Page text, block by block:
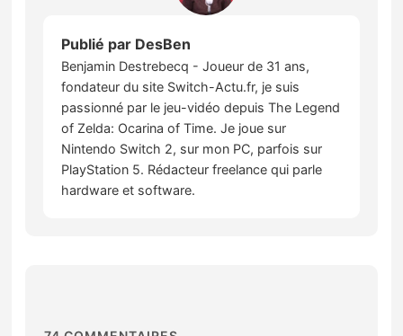
Publié par DesBen
Benjamin Destrebecq - Joueur de 31 ans,
fondateur du site Switch-Actu.fr, je suis
passionné par le jeu-vidéo depuis The Legend
of Zelda: Ocarina of Time. Je joue sur
Nintendo Switch 2, sur mon PC, parfois sur
PlayStation 5. Rédacteur freelance qui parle
hardware et software.